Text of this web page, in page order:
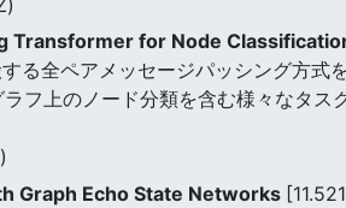
Transformer for Node
る全ペアメッセージパッシング方式
フ上のノード分類を含む様々なタス
Graph Echo State Networks